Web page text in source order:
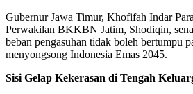
Gubernur Jawa Timur, Khofifah Indar
Perwakilan BKKBN Jatim, Shodiqin,
beban pengasuhan tidak boleh bertumpu
menyongsong Indonesia Emas 2045.
Sisi Gelap Kekerasan di Tengah